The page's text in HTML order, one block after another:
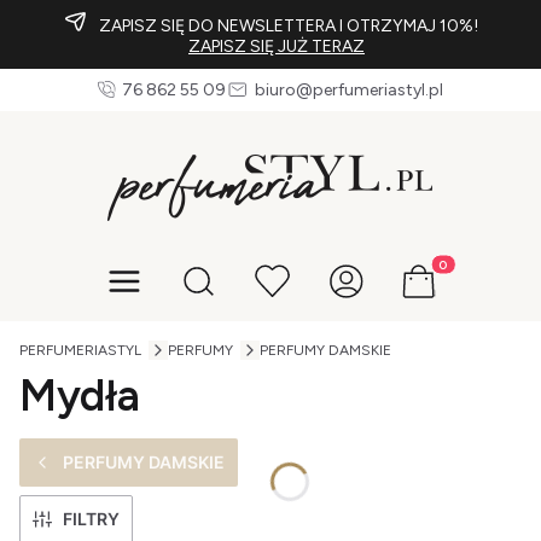
ZAPISZ SIĘ DO NEWSLETTERA I OTRZYMAJ 10%!
ZAPISZ SIĘ JUŻ TERAZ
76 862 55 09 biuro@perfumeriastyl.pl
Otwórz wyszukiwarkę Produkty w
PERFUMERIASTYL PERFUMY PERFUMY DAMSKIE
Mydła
PERFUMY DAMSKIE
FILTRY